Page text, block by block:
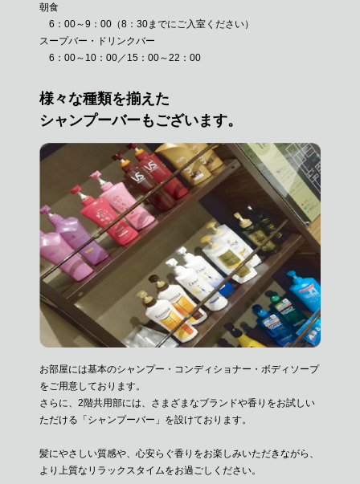
朝食
6：00～9：00（8：30までにご入室ください）
スープバー・ドリンクバー
6：00～10：00／15：00～22：00
様々な種類を揃えた
シャンプーバーもございます。
お部屋には基本のシャンプー・コンディショナー・ボディソープ
をご用意しております。
さらに、2階共用部には、さまざまなブランドや香りをお試しい
ただける「シャンプーバー」を設けております。
髪にやさしい質感や、心安らぐ香りをお楽しみいただきながら、
より上質なリラックスタイムをお過ごしください。